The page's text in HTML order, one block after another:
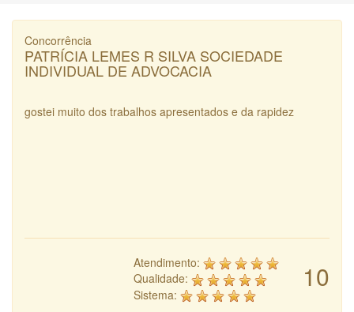
Concorrência
PATRÍCIA LEMES R SILVA SOCIEDADE
INDIVIDUAL DE ADVOCACIA
gostei muito dos trabalhos apresentados e da rapidez
10
Atendimento:
Qualidade:
Sistema: